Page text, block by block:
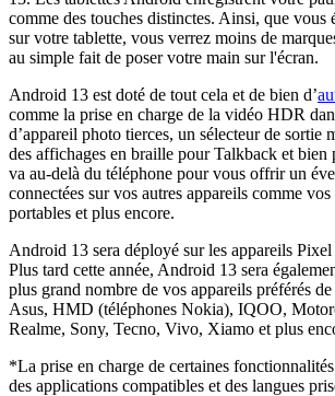
s'anime à
côté du
téléphone.
L'écran de la
tablette
affiche «
Idées de
cadeaux
d'anniversaire
». L'icône de
partage à
proximité
s'anime et
l'utilisateur
tape sur «
Coller » pour
transférer
l'image
copiée de
Nest Audio
comme des touches distinctes. Ainsi, que vous
sur votre tablette, vous verrez moins de
au simple fait de poser votre main sur l'écran.
Android 13 est doté de tout cela et de bien d’
comme la prise en charge de la vidéo HDR
d’appareil photo tierces, un sélecteur de sortie
des affichages en braille pour Talkback et bien
va au-delà du téléphone pour vous offrir un
connectées sur vos autres appareils comme
portables et plus encore.
Android 13 sera déployé sur les appareils Pixel
Plus tard cette année, Android 13 sera
plus grand nombre de vos appareils préférés
Asus, HMD (téléphones Nokia), IQOO,
Realme, Sony, Tecno, Vivo, Xiamo et plus
*La prise en charge de certaines
des applications compatibles et des langues